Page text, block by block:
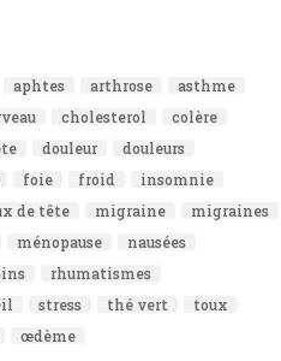
aphtes arthrose
asthme
cholesterol
colère
douleur
douleurs
foie froid
insomnie
de tête migraine
migraines
ménopause
nausées
rhumatismes
stress thé vert
toux
œdème